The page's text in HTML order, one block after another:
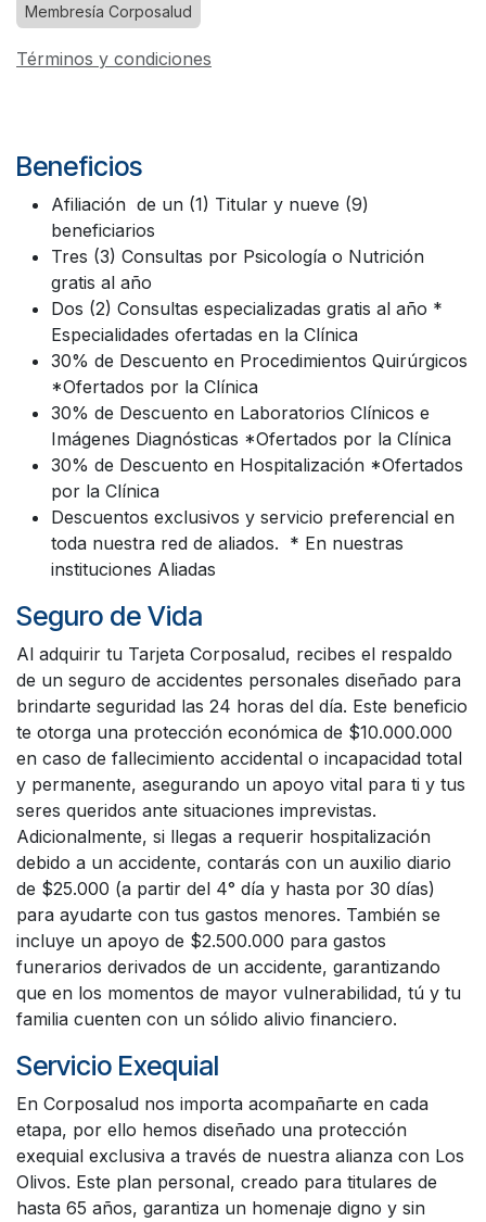
Membresía Corposalud
Términos y condiciones
Beneficios
Afiliación de un (1) Titular y nueve (9)
beneficiarios
Tres (3) Consultas por Psicología o Nutrición
gratis al año
Dos (2) Consultas especializadas gratis al año *
Especialidades ofertadas en la Clínica
30% de Descuento en Procedimientos Quirúrgicos
*Ofertados por la Clínica
30% de Descuento en Laboratorios Clínicos e
Imágenes Diagnósticas *Ofertados por la Clínica
30% de Descuento en Hospitalización *Ofertados
por la Clínica
Descuentos exclusivos y servicio preferencial en
toda nuestra red de aliados. * En nuestras
instituciones Aliadas
Seguro de Vida
Al adquirir tu Tarjeta Corposalud, recibes el respaldo
de un seguro de accidentes personales diseñado para
brindarte seguridad las 24 horas del día. Este beneficio
te otorga una protección económica de $10.000.000
en caso de fallecimiento accidental o incapacidad total
y permanente, asegurando un apoyo vital para ti y tus
seres queridos ante situaciones imprevistas.
Adicionalmente, si llegas a requerir hospitalización
debido a un accidente, contarás con un auxilio diario
de $25.000 (a partir del 4° día y hasta por 30 días)
para ayudarte con tus gastos menores. También se
incluye un apoyo de $2.500.000 para gastos
funerarios derivados de un accidente, garantizando
que en los momentos de mayor vulnerabilidad, tú y tu
familia cuenten con un sólido alivio financiero.
Servicio Exequial
En Corposalud nos importa acompañarte en cada
etapa, por ello hemos diseñado una protección
exequial exclusiva a través de nuestra alianza con Los
Olivos. Este plan personal, creado para titulares de
hasta 65 años, garantiza un homenaje digno y sin